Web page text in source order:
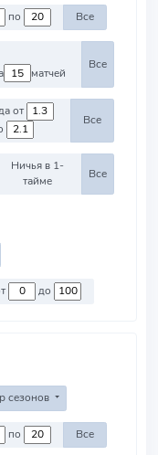
по Все
матчей
Все
Победа от
Все
Ничья в 1-
тайме
Все
от до
сезонов
по Все